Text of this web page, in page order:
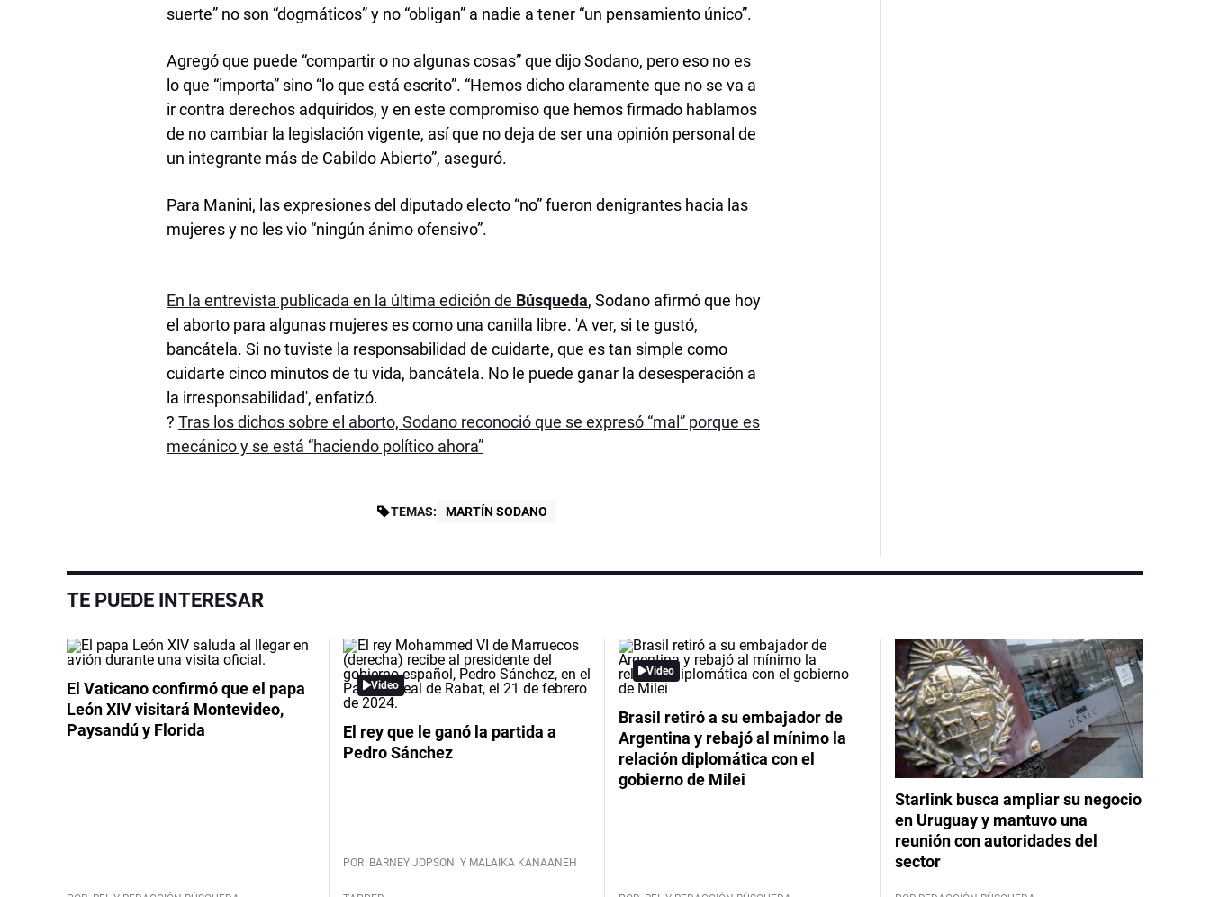
suerte” no son “dogmáticos” y no “obligan” a nadie a tener “un pensamiento único”.
Agregó que puede “compartir o no algunas cosas” que dijo Sodano, pero eso no es
lo que “importa” sino “lo que está escrito”. “Hemos dicho claramente que no se va a
ir contra derechos adquiridos, y en este compromiso que hemos firmado hablamos
de no cambiar la legislación vigente, así que no deja de ser una opinión personal de
un integrante más de Cabildo Abierto”, aseguró.
Para Manini, las expresiones del diputado electo “no” fueron denigrantes hacia las
mujeres y no les vio “ningún ánimo ofensivo”.
En la entrevista publicada en la última edición de Búsqueda, Sodano afirmó que hoy
el aborto para algunas mujeres es como una canilla libre. 'A ver, si te gustó,
bancátela. Si no tuviste la responsabilidad de cuidarte, que es tan simple como
cuidarte cinco minutos de tu vida, bancátela. No le puede ganar la desesperación a
la irresponsabilidad', enfatizó.
?Tras los dichos sobre el aborto, Sodano reconoció que se expresó “mal” porque es
mecánico y se está “haciendo político ahora”
TEMAS: MARTÍN SODANO
TE PUEDE INTERESAR
El Vaticano confirmó que el papa
León XIV visitará Montevideo,
Paysandú y Florida
Video
El rey que le ganó la partida a
Pedro Sánchez
POR BARNEY JOPSON Y MALAIKA KANAANEH
Video
Brasil retiró a su embajador de
Argentina y rebajó al mínimo la
relación diplomática con el
gobierno de Milei
Starlink busca ampliar su negocio
en Uruguay y mantuvo una
reunión con autoridades del
sector